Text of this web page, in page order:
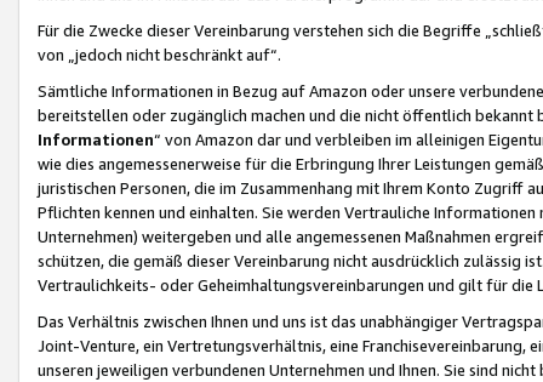
Für die Zwecke dieser Vereinbarung verstehen sich die Begriffe
von „jedoch nicht beschränkt auf“.
Sämtliche Informationen in Bezug auf Amazon oder unsere
bereitstellen oder zugänglich machen und die nicht öffentlich
Informationen“ von Amazon dar und verbleiben im alleinigen
wie dies angemessenerweise für die Erbringung Ihrer Leistungen
juristischen Personen, die im Zusammenhang mit Ihrem Konto
Pflichten kennen und einhalten. Sie werden Vertrauliche
Unternehmen) weitergeben und alle angemessenen Maßnahmen
schützen, die gemäß dieser Vereinbarung nicht ausdrücklich zulässig
Vertraulichkeits- oder Geheimhaltungsvereinbarungen und gilt für die
Das Verhältnis zwischen Ihnen und uns ist das unabhängiger
Joint-Venture, ein Vertretungsverhältnis, eine Franchisevereinbarung,
unseren jeweiligen verbundenen Unternehmen und Ihnen. Sie sind